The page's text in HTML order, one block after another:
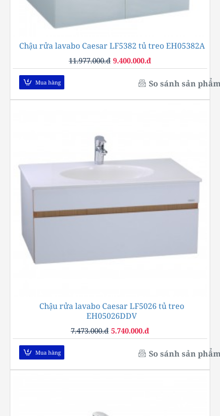
-22%
Chậu rửa lavabo Caesar LF5382 tủ treo EH05382A
9.400.000.đ
11.977.000.đ
Mua hàng So sánh sản
Chậu rửa lavabo Caesar LF5026 tủ treo
EH05026DDV
5.740.000.đ
7.473.000.đ
Mua hàng So sánh sản